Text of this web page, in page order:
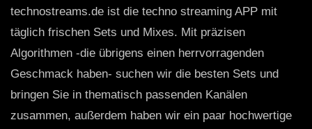
technostreams.de ist die techno streaming APP mit
täglich frischen Sets und Mixes. Mit präzisen
Algorithmen -die übrigens einen herrvorragenden
Geschmack haben- suchen wir die besten Sets und
bringen Sie in thematisch passenden Kanälen
zusammen, außerdem haben wir ein paar hochwertige